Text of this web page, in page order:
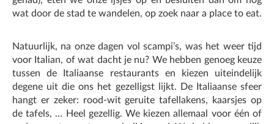
wat door de stad te wandelen, op zoek naar a place to eat.
Natuurlijk, na onze dagen vol scampi’s, was het weer tijd
voor Italian, of wat dacht je nu? We hebben genoeg keuze
tussen de Italiaanse restaurants en kiezen uiteindelijk
degene uit die ons het gezelligst lijkt. De Italiaanse sfeer
hangt er zeker: rood-wit geruite tafellakens, kaarsjes op
de tafels, … Heel gezellig. We kiezen allemaal voor één of